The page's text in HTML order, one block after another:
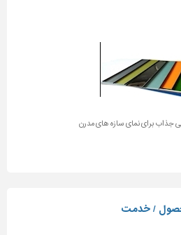
جذاب برای نمای سازه های مدرن
/ خدمت